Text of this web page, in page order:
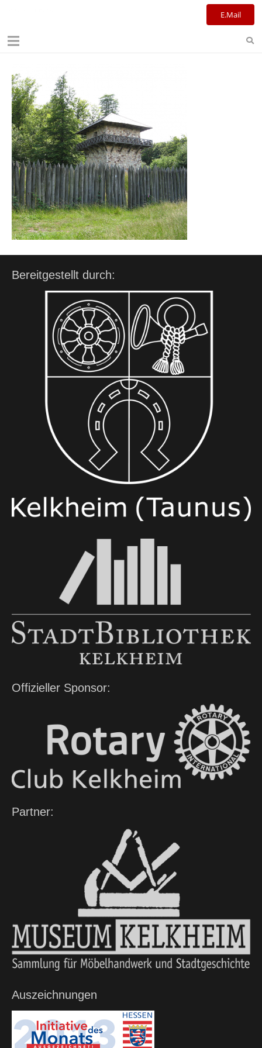
E.Mail
Bereitgestellt durch:
Offizieller Sponsor:
Partner:
Auszeichnungen